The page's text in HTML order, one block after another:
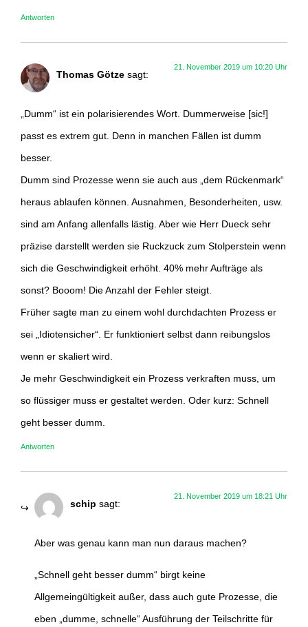
Antworten
Thomas Götze sagt:
21. November 2019 um 10:20 Uhr
„Dumm“ ist ein polarisierendes Wort. Dummerweise [sic!]
passt es extrem gut. Denn in manchen Fällen ist dumm
besser.
Dumm sind Prozesse wenn sie auch aus „dem Rückenmark“
heraus ablaufen können. Ausnahmen, Besonderheiten, usw.
sind am Anfang allenfalls lästig. Aber wie Herr Dueck sehr
präzise darstellt werden sie Ruckzuck zum Stolperstein wenn
sich die Geschwindigkeit erhöht. 40% mehr Aufträge als
sonst? Booom! Die Anzahl der Fehler steigt.
Früher sagte man zu einem wohl durchdachten Prozess er
sei „Idiotensicher“. Er funktioniert selbst dann reibungslos
wenn er skaliert wird.
Je mehr Geschwindigkeit ein Prozess verkraften muss, um
so flüssiger muss er gestaltet werden. Oder kurz: Schnell
geht besser dumm.
Antworten
schip sagt:
21. November 2019 um 18:21 Uhr
Aber was genau kann man nun daraus machen?
„Schnell geht besser dumm“ birgt keine
Allgemeingültigkeit außer, dass auch gute Prozesse, die
eben „dumme, schnelle“ Ausführung der Teilschritte für